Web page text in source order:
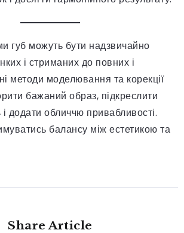
губ можуть бути надзвичайно
і стриманих до повних і
методи моделювання та корекції
бажаний образ, підкреслити
і додати обличчю привабливості.
балансу між естетикою та
Share Article